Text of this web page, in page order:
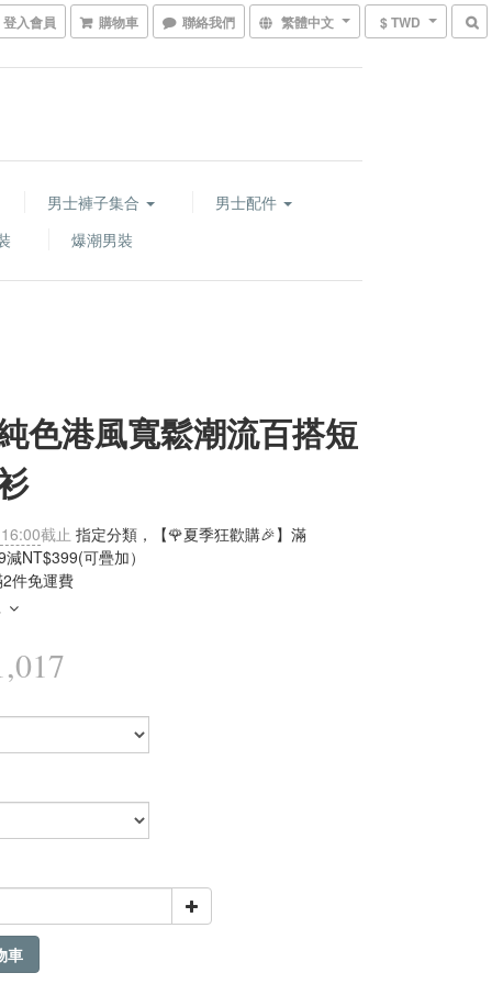
登入會員 購物車 聯絡我們 繁體中文 $ TWD
男士褲子集合
男士配件
爆潮男裝
色港風寬鬆潮流百搭短
截止 指定分類，【🌹夏季狂歡購🎉】滿
NT$399(可疊加）
件免運費
車